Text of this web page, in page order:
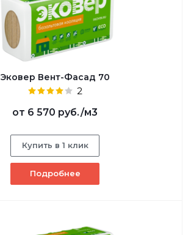
Эковер Вент-Фасад 70
2
от 6 570 руб./м3
Купить в 1 клик
Подробнее